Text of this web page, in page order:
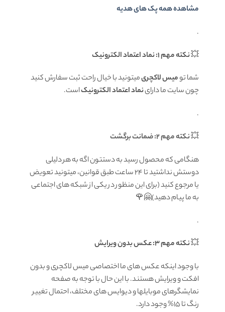
مشاهده همه پک های هدیه
.
💥نکته مهم 1: نماد اعتماد الکترونیک
شما تومیس لاکچریمیتونید با خیال راحت ثبت سفارش کنید
چون سایت ما داراینماد اعتماد الکترونیکاست.
.
💥نکته مهم 2: ضمانت برگشت
هنگامی که محصول رسید به دستتون اگه به هر دلیلی
دوستش نداشتید تا ۲۴ ساعت طبق قوانین، میتونید تعویض
یا مرجوع کنید (برای این منظور در یکی از شبکه های اجتماعی
به ما پیام دهید)🤗🌹
.
💥نکته مهم 3: عکس بدون ویرایش
با وجود اینکه عکس های ما اختصاصی میس لاکچری و بدون
افکت و ویرایش هستند. با این حال با توجه به صفحه
نمایشگرهای موبایلها و دیوایس های مختلف، احتمال تغییر
رنگ تا 15% وجود دارد.